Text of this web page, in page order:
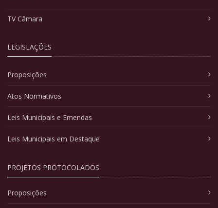
TV Câmara
LEGISLAÇÕES
Proposições
Atos Normativos
Leis Municipais e Emendas
Leis Municipais em Destaque
PROJETOS PROTOCOLADOS
Proposições